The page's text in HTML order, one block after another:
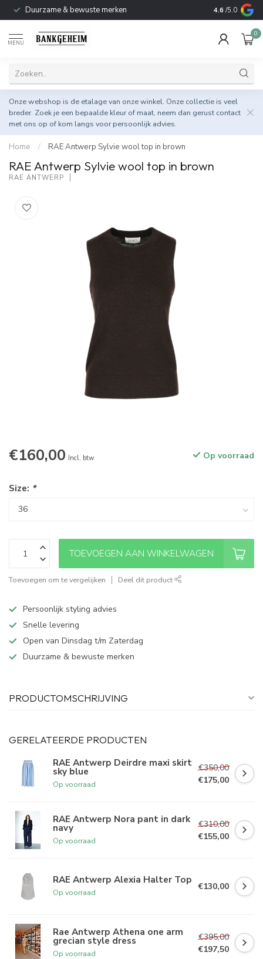
Duurzame & bewuste merken 4.6 /5.0
MENU
0
Onze webshop is de etalage van onze winkel. Onze collectie is veel
breder. Zoek je een bepaalde kleur of maat, neem dan gerust contact
met ons op of kom langs voor persoonlijk advies.
Home / RAE Antwerp Sylvie wool top in brown
RAE Antwerp Sylvie wool top in brown
RAE ANTWERP
€160,00 Incl. btw Op voorraad
Size: *
TOEVOEGEN AAN WINKELWAGEN
Toevoegen om te vergelijken Deel dit product
Persoonlijk styling advies
Snelle levering
Open van Dinsdag t/m Zaterdag
Duurzame & bewuste merken
PRODUCTOMSCHRIJVING
GERELATEERDE PRODUCTEN
RAE Antwerp Deirdre maxi skirt
sky blue
Op voorraad
€350,00
€175,00
RAE Antwerp Nora pant in dark
navy
Op voorraad
€310,00
€155,00
RAE Antwerp Alexia Halter Top
Op voorraad
€130,00
Rae Antwerp Athena one arm
grecian style dress
Op voorraad
€395,00
€197,50